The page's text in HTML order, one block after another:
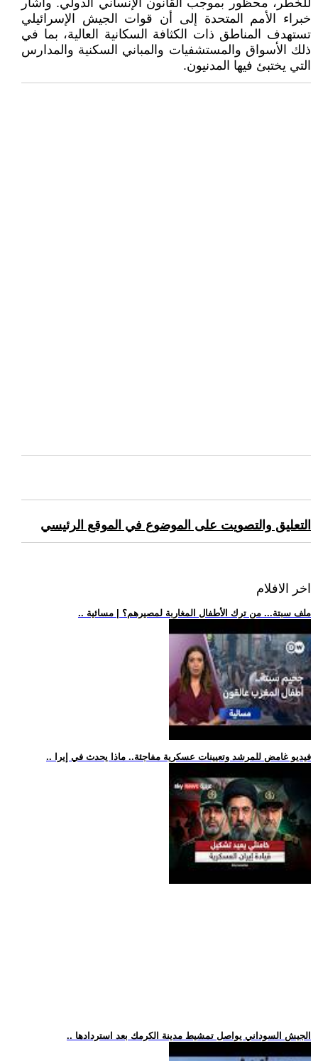
للخطر، محظور بموجب القانون الإنساني الدولي. وأشار
خبراء الأمم المتحدة إلى أن قوات الجيش الإسرائيلي
تستهدف المناطق ذات الكثافة السكانية العالية، بما في
ذلك الأسواق والمستشفيات والمباني السكنية والمدارس
التي يختبئ فيها المدنيون.
التعليق والتصويت على الموضوع في الموقع الرئيسي
اخر الافلام
.. ملف سبتة... من ترك الأطفال المغاربة لمصيرهم؟ | مسائية
.. فيديو غامض للمرشد وتعيينات عسكرية مفاجئة.. ماذا يحدث في إيرا
.. الجيش السوداني يواصل تمشيط مدينة الكرمك بعد استردادها